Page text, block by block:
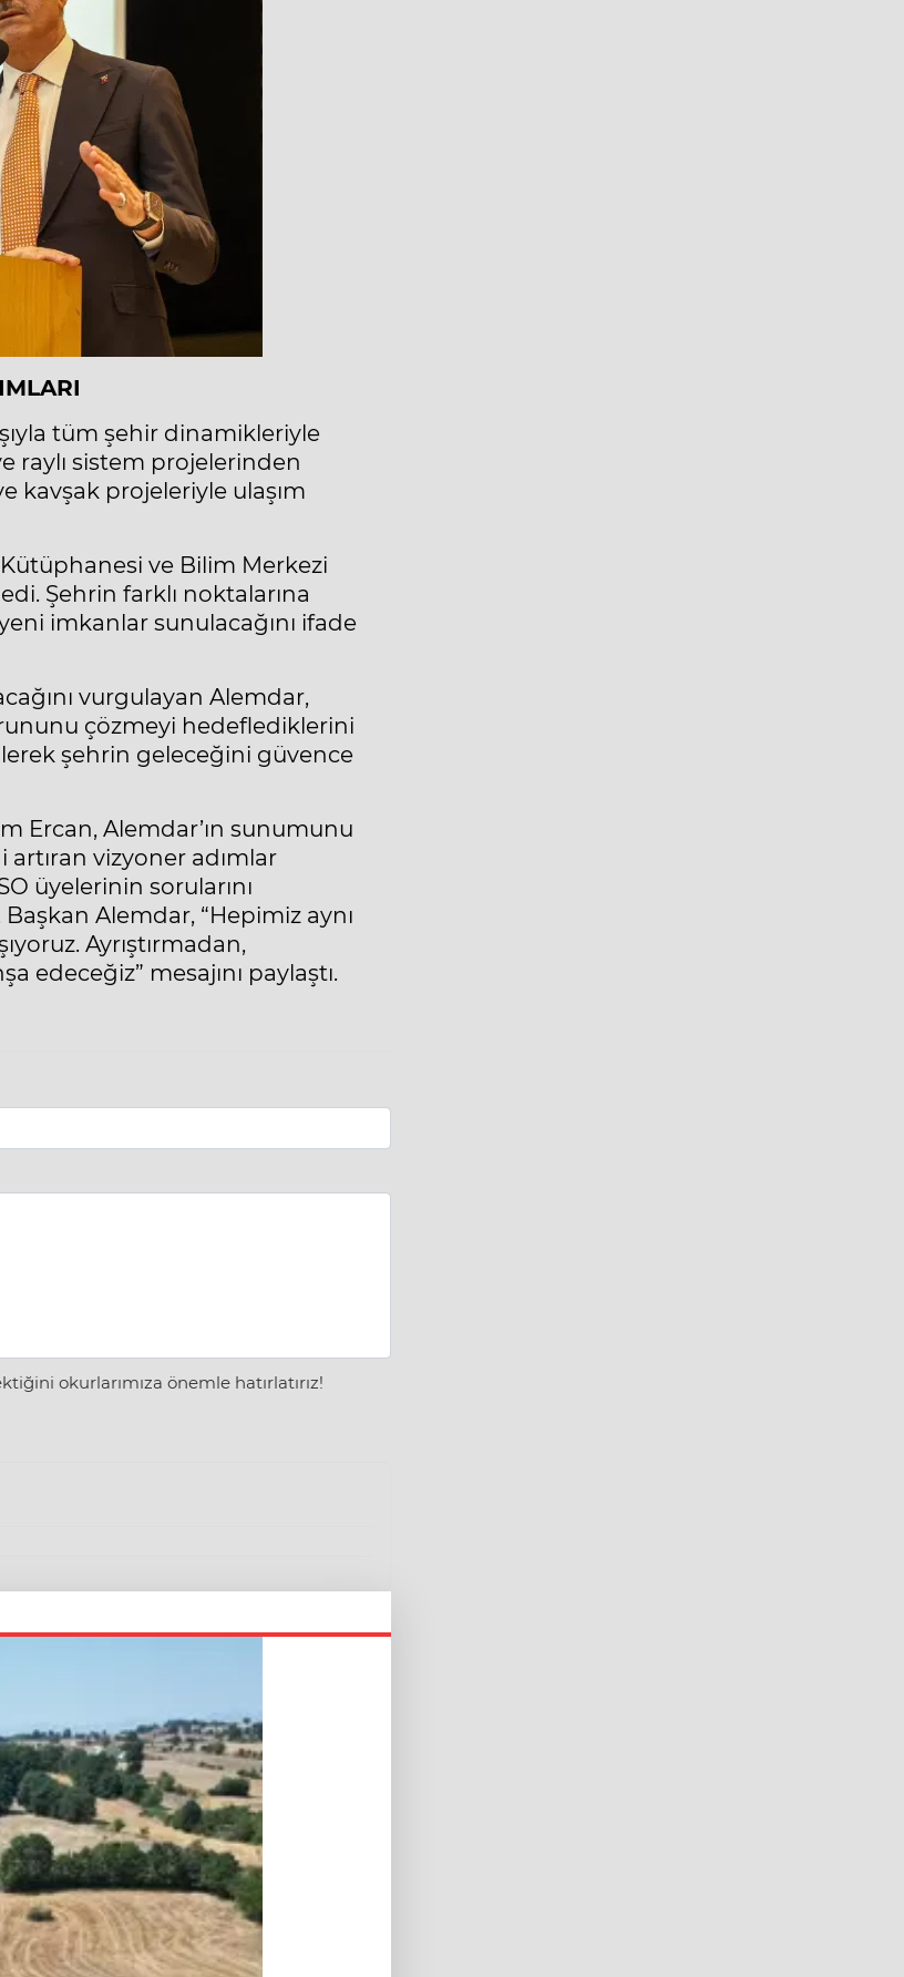
tüm şehir dinamikleriyle
raylı sistem projelerinden
kavşak projeleriyle ulaşım
ve Bilim Merkezi
Şehrin farklı noktalarına
imkanlar sunulacağını ifade
vurgulayan Alemdar,
çözmeyi hedeflediklerini
şehrin geleceğini güvence
Ercan, Alemdar’ın sunumunu
vizyoner adımlar
üyelerinin sorularını
Alemdar, “Hepimiz aynı
Ayrıştırmadan,
edeceğiz” mesajını paylaştı.
okurlarımıza önemle hatırlatırız!